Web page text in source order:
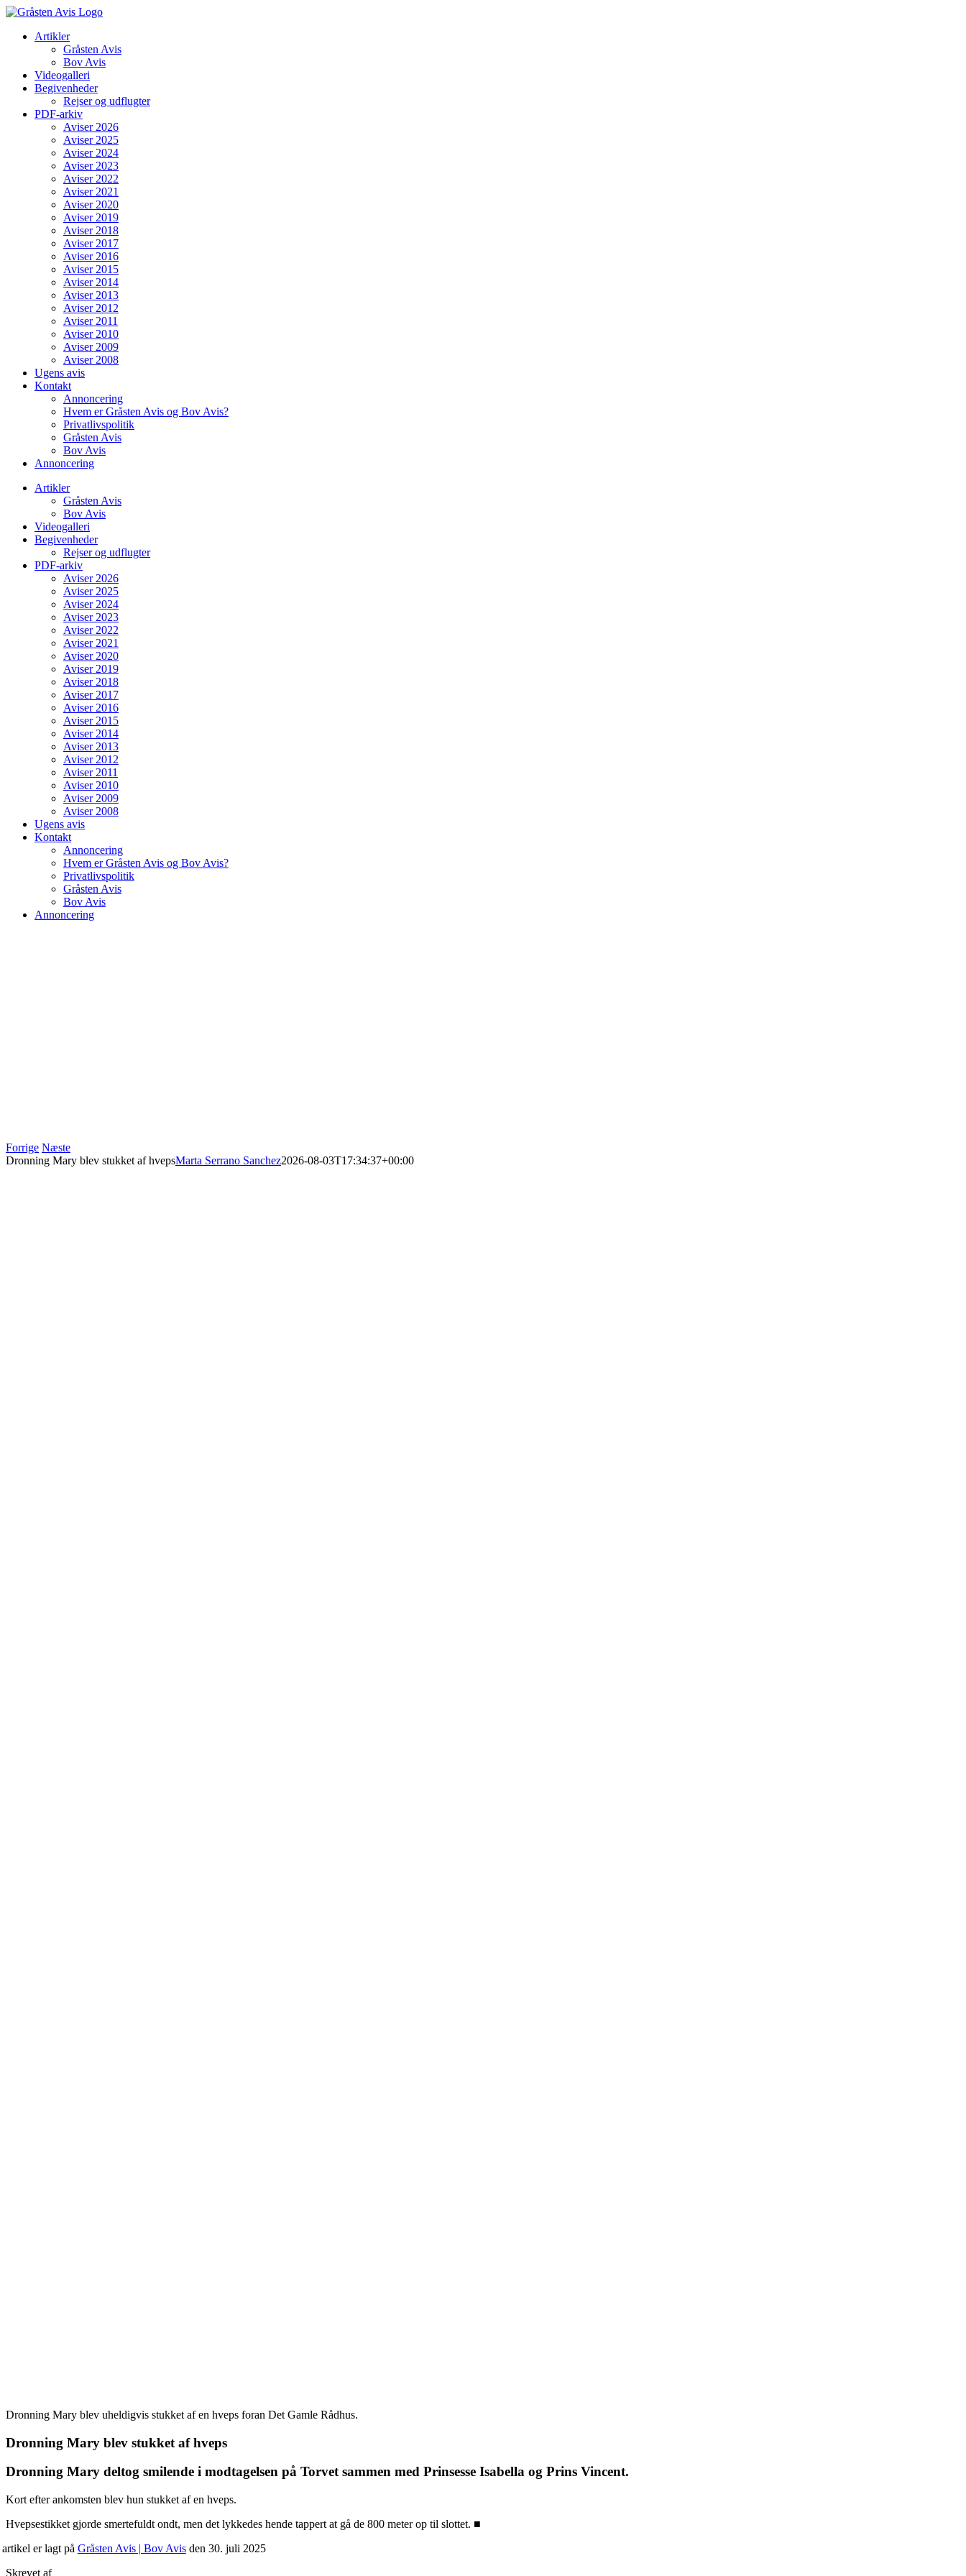
Skip
contentArtikler
Gråsten Avis
Bov Avis
Videogalleri
Begivenheder
Rejser og udflugter
PDF-arkiv
Aviser 2026
Aviser 2025
Aviser 2024
Aviser 2023
Aviser 2022
Aviser 2021
Aviser 2020
Aviser 2019
Aviser 2018
Aviser 2017
Aviser 2016
Aviser 2015
Aviser 2014
Aviser 2013
Aviser 2012
Aviser 2011
Aviser 2010
Aviser 2009
Aviser 2008
Ugens avis
Kontakt
Annoncering
Hvem er Gråsten Avis og Bov Avis?
Privatlivspolitik
Gråsten Avis
Bov Avis
Annoncering
Artikler
Gråsten Avis
Bov Avis
Videogalleri
Begivenheder
Rejser og udflugter
PDF-arkiv
Aviser 2026
Aviser 2025
Aviser 2024
Aviser 2023
Aviser 2022
Aviser 2021
Aviser 2020
Aviser 2019
Aviser 2018
Aviser 2017
Aviser 2016
Aviser 2015
Aviser 2014
Aviser 2013
Aviser 2012
Aviser 2011
Aviser 2010
Aviser 2009
Aviser 2008
Ugens avis
Kontakt
Annoncering
Hvem er Gråsten Avis og Bov Avis?
Privatlivspolitik
Gråsten Avis
Bov Avis
Annoncering
Forrige Næste
Dronning Mary blev stukket af hvepsMarta Serrano Sanchez2026-08-03T17:34:37+00:00
Dronning Mary blev uheldigvis stukket af en hveps foran Det Gamle Rådhus.
Dronning Mary blev stukket af hveps
Dronning Mary deltog smilende i modtagelsen på Torvet sammen med Prinsesse Isabella og Prins Vincent.
Kort efter ankomsten blev hun stukket af en hveps.
Hvepsestikket gjorde smertefuldt ondt, men det lykkedes hende tappert at gå de 800 meter op til slottet. ■
er lagt på Gråsten Avis | Bov Avisden 30. juli 2025
Skrevet af